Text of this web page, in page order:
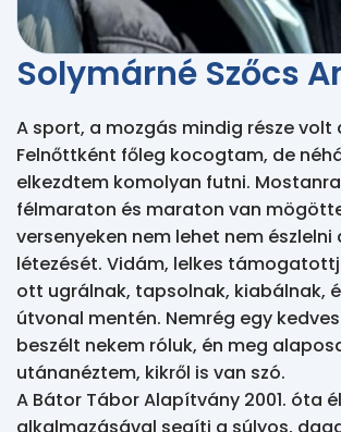
Solymárné Szőcs
A sport, a mozgás mindig része volt
Felnőttként főleg kocogtam, de
elkezdtem komolyan futni.
félmaraton és maraton van
versenyeken nem lehet nem
létezését. Vidám, lelkes
ott ugrálnak, tapsolnak, kiabálnak,
útvonal mentén. Nemrég egy
beszélt nekem róluk, én meg
utánanéztem, kikről is van szó.
A Bátor Tábor Alapítvány 2001. óta